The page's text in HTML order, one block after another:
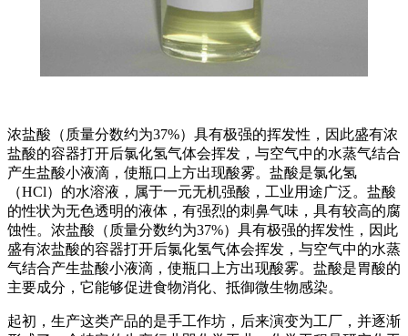
浓盐酸（质量分数约为37%）具有极强的挥发性，因此盛有浓
盐酸的容器打开后氯化氢气体会挥发，与空气中的水蒸气结合
产生盐酸小液滴，使瓶口上方出现酸雾。盐酸是氯化氢
（HCl）的水溶液，属于一元无机强酸，工业用途广泛。盐酸
的性状为无色透明的液体，有强烈的刺鼻气味，具有较高的腐
蚀性。浓盐酸（质量分数约为37%）具有极强的挥发性，因此
盛有浓盐酸的容器打开后氯化氢气体会挥发，与空气中的水蒸
气结合产生盐酸小液滴，使瓶口上方出现酸雾。盐酸是胃酸的
主要成分，它能够促进食物消化、抵御微生物感染。
起初，生产这类产品的是手工作坊，后来演变为工厂，并逐渐